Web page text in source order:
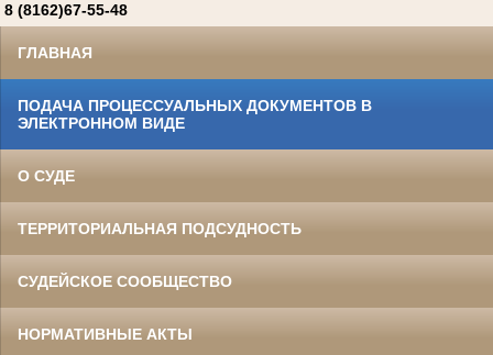
8 (8162)67-55-48
ГЛАВНАЯ
ПОДАЧА ПРОЦЕССУАЛЬНЫХ ДОКУМЕНТОВ В
ЭЛЕКТРОННОМ ВИДЕ
О СУДЕ
ТЕРРИТОРИАЛЬНАЯ ПОДСУДНОСТЬ
СУДЕЙСКОЕ СООБЩЕСТВО
НОРМАТИВНЫЕ АКТЫ